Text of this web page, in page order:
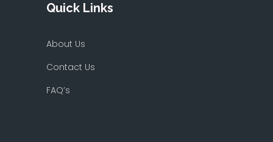
Quick Links
About Us
Contact Us
FAQ’s